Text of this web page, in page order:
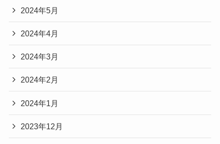
2024年5月
2024年4月
2024年3月
2024年2月
2024年1月
2023年12月